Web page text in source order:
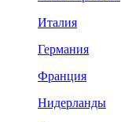
Италия
Германия
Франция
Нидерланды